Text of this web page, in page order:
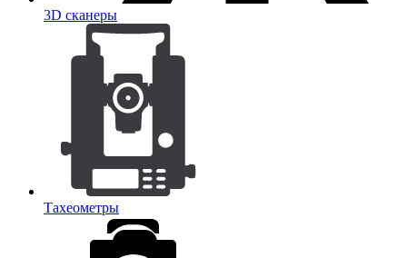
3D сканеры
Тахеометры